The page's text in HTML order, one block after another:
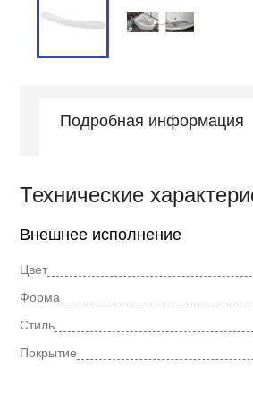
Подробная информация
Технические
Внешнее исполнение
Цвет
Форма
Стиль
Покрытие